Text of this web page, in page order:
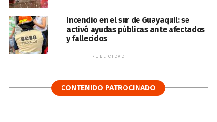
Incendio en el sur de Guayaquil: se
activó ayudas públicas ante afectados
y fallecidos
PUBLICIDAD
CONTENIDO PATROCINADO